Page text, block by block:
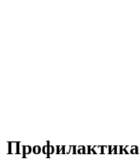
Профилактика